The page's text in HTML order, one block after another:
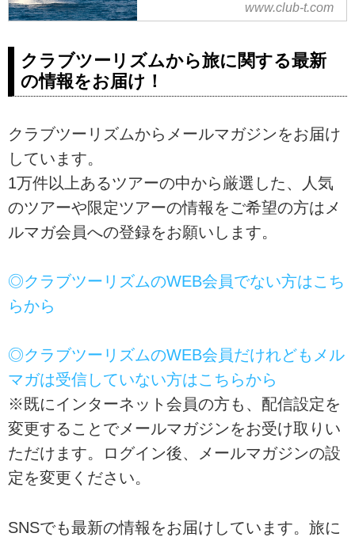
ー・旅行なら、クラブツーリズ
間諸島沖にやってくるザトウクジ
ラに会いに行こう！大迫力のホエ
ールウォッチングをお楽しみくだ
です。
www.club-t.com
クラブツーリズムから旅に関する最新
の情報をお届け！
クラブツーリズムからメールマガジンをお届け
しています。
1万件以上あるツアーの中から厳選した、人気
のツアーや限定ツアーの情報をご希望の方はメ
ルマガ会員への登録をお願いします。
◎クラブツーリズムのWEB会員でない方はこち
らから
◎クラブツーリズムのWEB会員だけれどもメル
マガは受信していない方はこちらから
※既にインターネット会員の方も、配信設定を
変更することでメールマガジンをお受け取りい
ただけます。ログイン後、メールマガジンの設
定を変更ください。
SNSでも最新の情報をお届けしています。旅に